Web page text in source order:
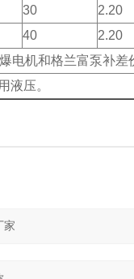
30 2.20
40 2.20
电机和格兰富泵补差
液压。